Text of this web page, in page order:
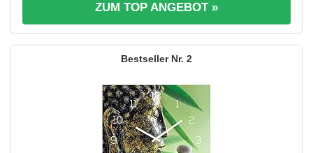
ZUM TOP ANGEBOT »
2